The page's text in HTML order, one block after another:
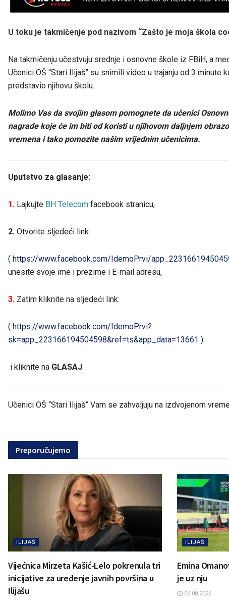
U toku je takmičenje pod nazivom “Zašto je moja škola
Na takmičenju učestvuju srednje i osnovne škole iz FBiH, a
Učenici OŠ “Stari Ilijaš” su snimili video u trajanju od 3 minute
predstavio njihovu školu.
Molimo Vas da svojim glasom pomognete da učenici
nagrade koje će im biti od koristi u njihovom daljnjem
vremena i tako pomozite našim vrijednim učenicima.
Uputstvo za glasanje:
1. Lajkujte BH Telecom facebook stranicu,
2. Otvorite sljedeći link:
( https://www.facebook.com/IdemoPrvi/
unesite svoje ime i prezime i E-mail adresu,
3. Zatim kliknite na sljedeći link:
( https://www.facebook.com/IdemoPrvi?
sk=app_223166194504598&ref=ts&app_data=13661 )
i kliknite na GLASAJ.
Učenici OŠ “Stari Ilijaš” Vam se zahvaljuju na izdvojenom
Preporučujemo
ILIJAŠ
Vijećnica Mirzeta Kašić-Lelo pokrenula tri
inicijative za uređenje javnih površina u
Ilijašu
ILIJAŠ
Emina
je uz nju
06.08.2026.